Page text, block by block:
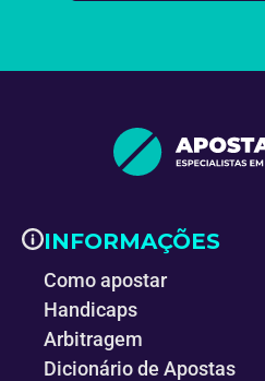
INFORMAÇÕES
Como apostar
Handicaps
Arbitragem
Dicionário de Apostas